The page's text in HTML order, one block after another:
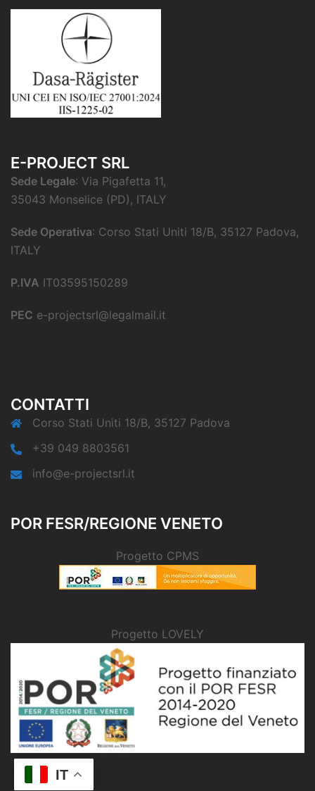
E-PROJECT SRL
Sede Legale: Via Pigafetta 11,
35043 Monselice (PD), ITALY
Sede Operativa: Corso Stati Uniti 18/B, 35127 Padova,
ITALY
P.IVA IT03595150289
PEC e-projectsrl@legalmail.it
CONTATTI
Corso Stati Uniti 18/B, 35127 Padova
+39 049 8803561
info@e-projectsrl.it
POR FESR/REGIONE VENETO
Progetto CPMS
Progetto LOVELY
IT